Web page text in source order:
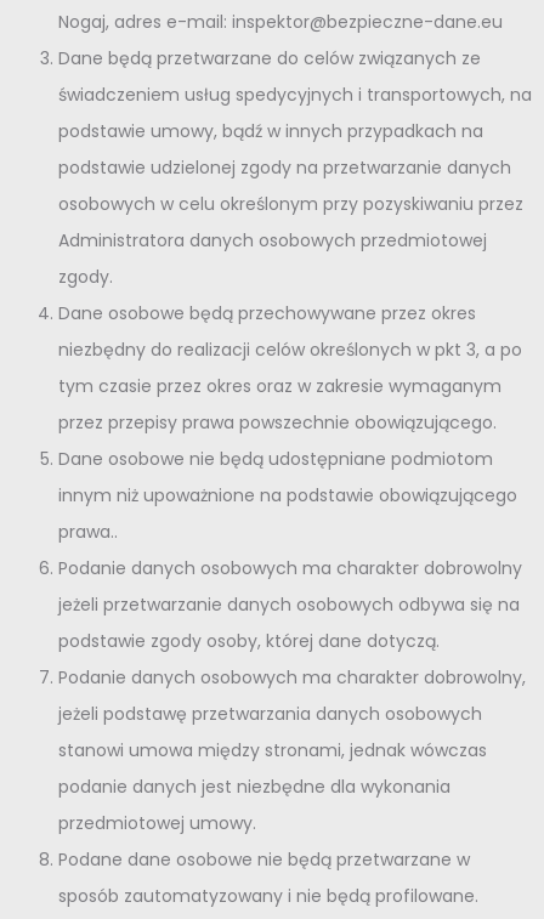
Nogaj, adres e-mail: inspektor@bezpieczne-dane.eu
Dane będą przetwarzane do celów związanych ze
świadczeniem usług spedycyjnych i transportowych, na
podstawie umowy, bądź w innych przypadkach na
podstawie udzielonej zgody na przetwarzanie danych
osobowych w celu określonym przy pozyskiwaniu przez
Administratora danych osobowych przedmiotowej
zgody.
Dane osobowe będą przechowywane przez okres
niezbędny do realizacji celów określonych w pkt 3, a po
tym czasie przez okres oraz w zakresie wymaganym
przez przepisy prawa powszechnie obowiązującego.
Dane osobowe nie będą udostępniane podmiotom
innym niż upoważnione na podstawie obowiązującego
prawa..
Podanie danych osobowych ma charakter dobrowolny
jeżeli przetwarzanie danych osobowych odbywa się na
podstawie zgody osoby, której dane dotyczą.
Podanie danych osobowych ma charakter dobrowolny,
jeżeli podstawę przetwarzania danych osobowych
stanowi umowa między stronami, jednak wówczas
podanie danych jest niezbędne dla wykonania
przedmiotowej umowy.
Podane dane osobowe nie będą przetwarzane w
sposób zautomatyzowany i nie będą profilowane.